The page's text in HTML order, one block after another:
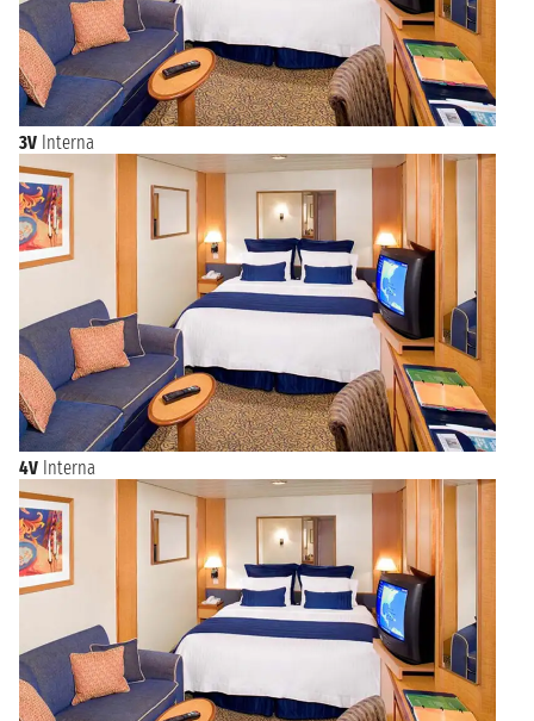
3V Interna
4V Interna